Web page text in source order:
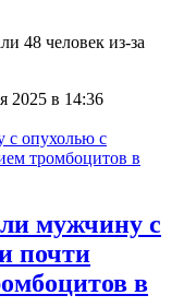
48 человек из-за
2025 в 14:36
мужчину с
почти
в